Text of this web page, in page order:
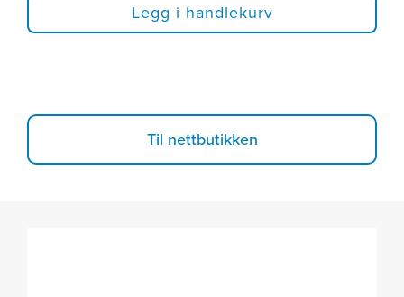
Legg i handlekurv
Til nettbutikken